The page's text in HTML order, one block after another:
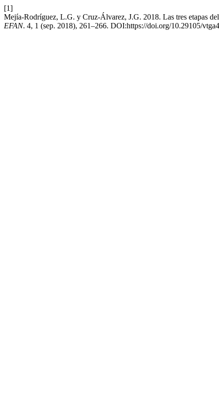
[1]
Mejía-Rodríguez, L.G. y Cruz-Álvarez, J.G. 2018. Las tres etapas
EFAN. 4, 1 (sep. 2018), 261–266. DOI:https://doi.org/10.29105/